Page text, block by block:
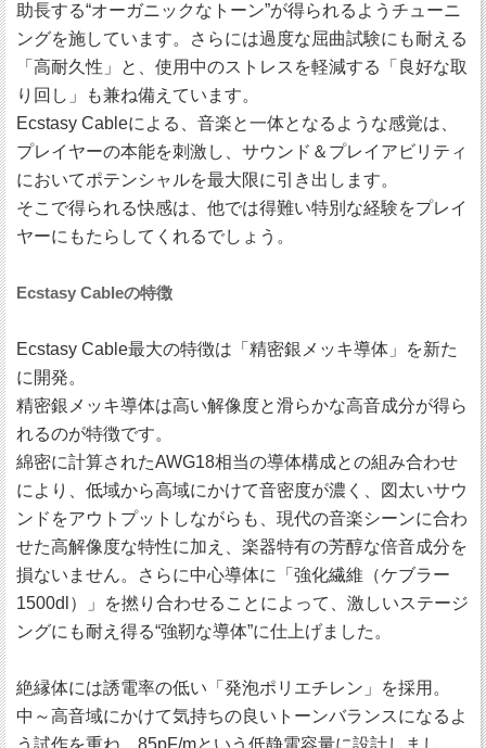
助長する“オーガニックなトーン”が得られるようチューニ
ングを施しています。さらには過度な屈曲試験にも耐える
「高耐久性」と、使用中のストレスを軽減する「良好な取
り回し」も兼ね備えています。
Ecstasy Cableによる、音楽と一体となるような感覚は、
プレイヤーの本能を刺激し、サウンド＆プレイアビリティ
においてポテンシャルを最大限に引き出します。
そこで得られる快感は、他では得難い特別な経験をプレイ
ヤーにもたらしてくれるでしょう。
Ecstasy Cableの特徴
Ecstasy Cable最大の特徴は「精密銀メッキ導体」を新た
に開発。
精密銀メッキ導体は高い解像度と滑らかな高音成分が得ら
れるのが特徴です。
綿密に計算されたAWG18相当の導体構成との組み合わせ
により、低域から高域にかけて音密度が濃く、図太いサウ
ンドをアウトプットしながらも、現代の音楽シーンに合わ
せた高解像度な特性に加え、楽器特有の芳醇な倍音成分を
損ないません。さらに中心導体に「強化繊維（ケブラー
1500dl）」を撚り合わせることによって、激しいステージ
ングにも耐え得る“強靭な導体”に仕上げました。
絶縁体には誘電率の低い「発泡ポリエチレン」を採用。
中～高音域にかけて気持ちの良いトーンバランスになるよ